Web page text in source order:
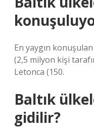
En yaygın
(2,5 milyon kişi
Letonca (150.
Baltık
gidilir?